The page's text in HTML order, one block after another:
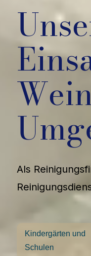
Als
Kindergärten und
Schulen